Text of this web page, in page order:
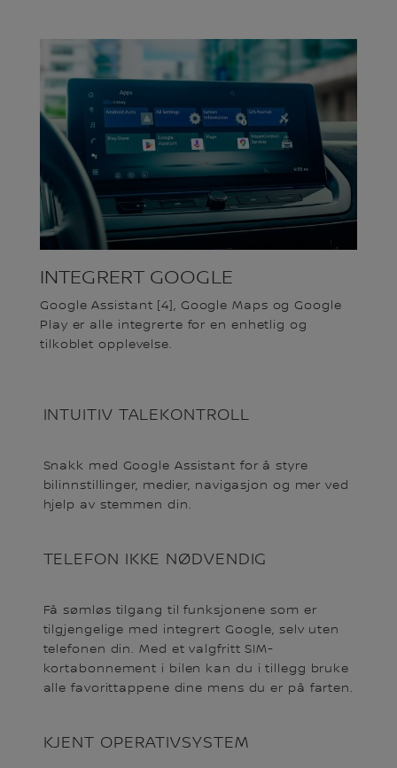
INTEGRERT GOOGLE
Google Assistant [4], Google Maps og Google
Play er alle integrerte for en enhetlig og
tilkoblet opplevelse.
INTUITIV TALEKONTROLL
Snakk med Google Assistant for å styre
bilinnstillinger, medier, navigasjon og mer ved
hjelp av stemmen din.
TELEFON IKKE NØDVENDIG
Få sømløs tilgang til funksjonene som er
tilgjengelige med integrert Google, selv uten
telefonen din. Med et valgfritt SIM-
kortabonnement i bilen kan du i tillegg bruke
alle favorittappene dine mens du er på farten.
KJENT OPERATIVSYSTEM